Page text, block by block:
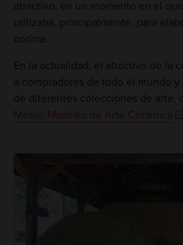
atractivo, en un momento en el
utilizaba, principalmente, para
cocina.
En la actualidad, el atractivo de la
a compradores de todo el mundo y
de diferentes colecciones de arte,
Messe Mashiko de Arte Cerámica